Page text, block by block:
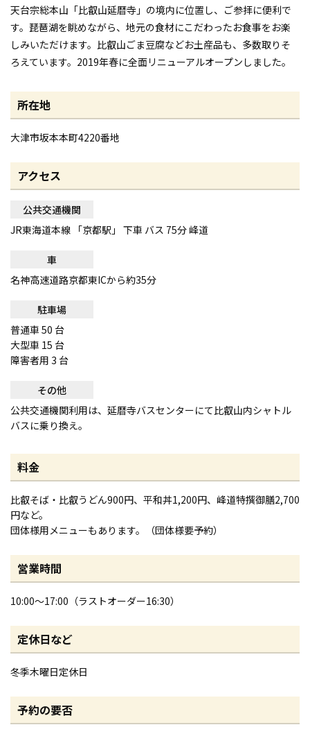
天台宗総本山「比叡山延暦寺」の境内に位置し、ご参拝に便利で
す。琵琶湖を眺めながら、地元の食材にこだわったお食事をお楽
しみいただけます。比叡山ごま豆腐などお土産品も、多数取りそ
ろえています。2019年春に全面リニューアルオープンしました。
所在地
大津市坂本本町4220番地
アクセス
公共交通機関
JR東海道本線 「京都駅」 下車 バス 75分 峰道
車
名神高速道路京都東ICから約35分
駐車場
普通車 50 台
大型車 15 台
障害者用 3 台
その他
公共交通機関利用は、延暦寺バスセンターにて比叡山内シャトル
バスに乗り換え。
料金
比叡そば・比叡うどん900円、平和丼1,200円、峰道特撰御膳2,700
円など。
団体様用メニューもあります。（団体様要予約）
営業時間
10:00～17:00（ラストオーダー16:30）
定休日など
冬季木曜日定休日
予約の要否